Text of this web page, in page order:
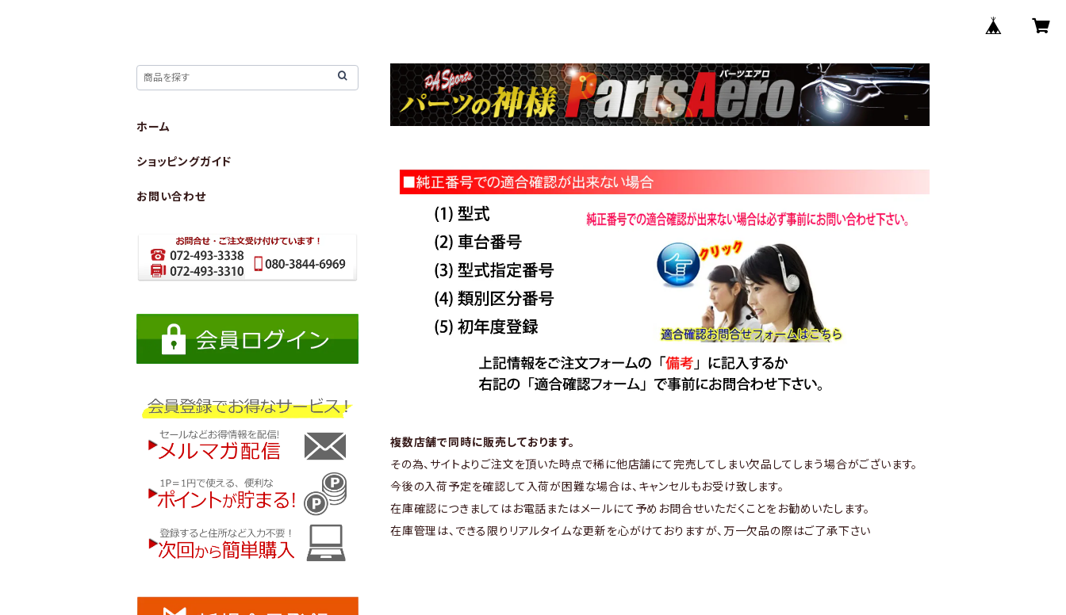
複数店舗で同時に販売しております。
その為、サイトよりご注文を頂いた時点で稀に他店舗にて完売してしまい欠品してしまう場合がございます。
今後の入荷予定を確認して入荷が困難な場合は、キャンセルもお受け致します。
在庫確認につきましてはお電話またはメールにて予めお問合せいただくことをお勧めいたします。
在庫管理は、できる限りリアルタイムな更新を心がけておりますが、万一欠品の際はご了承下さい
ホーム
ショッピングガイド
お問い合わせ